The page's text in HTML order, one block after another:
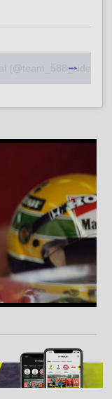
(@team_588_sidecar)